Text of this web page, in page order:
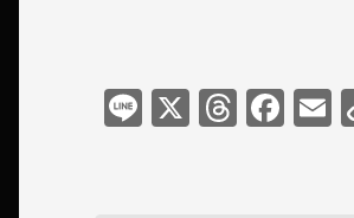
L
i
X T
h
F
a